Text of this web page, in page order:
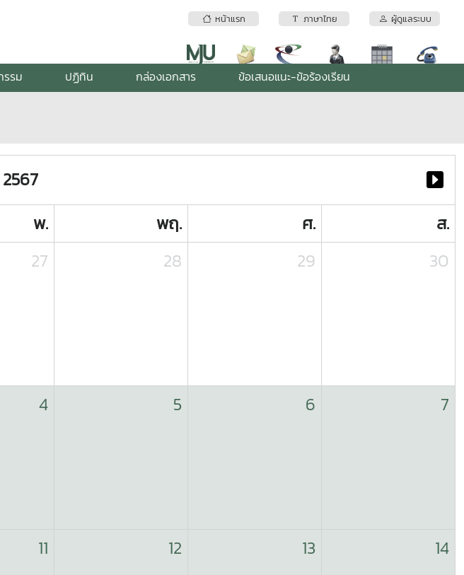
หน้าแรก ภาษาไทย ผู้ดูแลระบบ
รรม ปฏิทิน กล่องเอกสาร ข้อเสนอแนะ-ข้อร้องเรียน
พ. พฤ. ศ.
ส.
27 28 29 30
4 5 6 7
11 12 13 14